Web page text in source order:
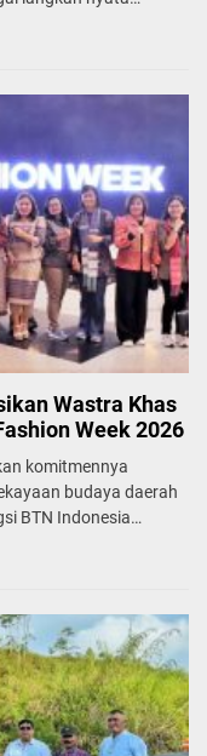
Wastra Khas
Week 2026
komitmennya
budaya daerah
BTN Indonesia